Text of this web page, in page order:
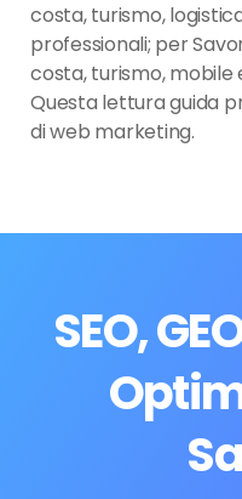
costa, turismo,
professionali; per
costa, turismo, mobile
Questa lettura guida
di web marketing.
SEO,